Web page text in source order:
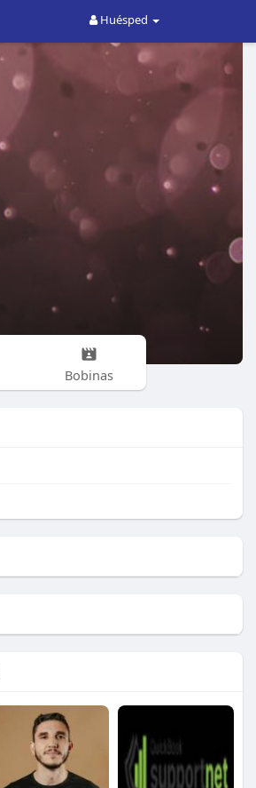
Huésped
Bobinas